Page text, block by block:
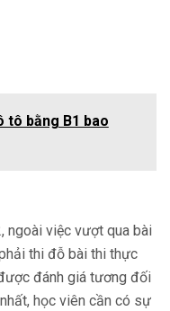
tô bằng B1 bao
ngoài việc vượt qua bài
thi đỗ bài thi thực
đánh giá tương đối
học viên cần có sự